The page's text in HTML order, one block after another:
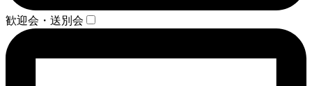
歓迎会・送別会